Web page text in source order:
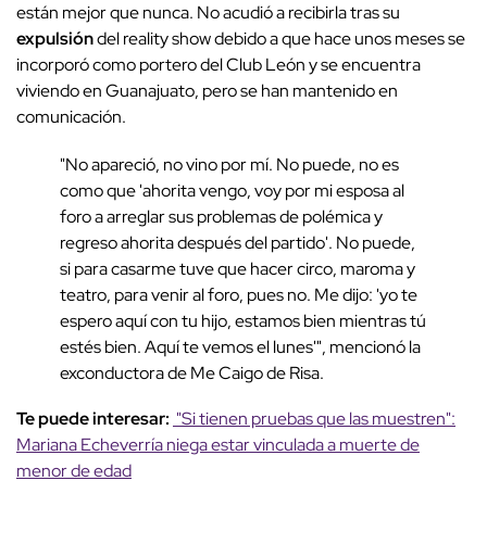
están mejor que nunca. No acudió a recibirla tras su
expulsióndel reality show debido a que hace unos meses se
incorporó como portero del Club León y se encuentra
viviendo en Guanajuato, pero se han mantenido en
comunicación.
"No apareció, no vino por mí. No puede, no es
como que 'ahorita vengo, voy por mi esposa al
foro a arreglar sus problemas de polémica y
regreso ahorita después del partido'. No puede,
si para casarme tuve que hacer circo, maroma y
teatro, para venir al foro, pues no. Me dijo: 'yo te
espero aquí con tu hijo, estamos bien mientras tú
estés bien. Aquí te vemos el lunes'", mencionó la
exconductora de Me Caigo de Risa.
Te puede interesar: "Si tienen pruebas que las muestren":
Mariana Echeverría niega estar vinculada a muerte de
menor de edad